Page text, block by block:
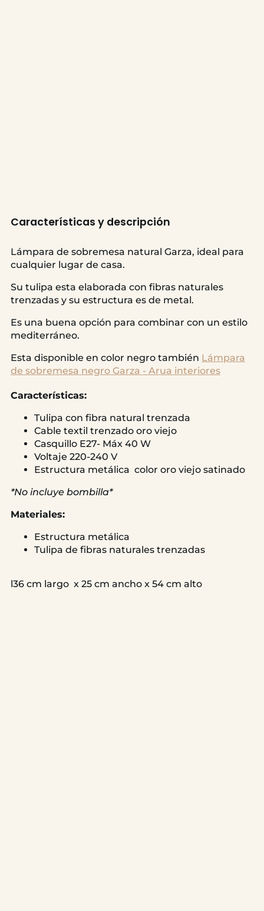
Características y descripción
Lámpara de sobremesa natural Garza, ideal para
cualquier lugar de casa.
Su tulipa esta elaborada con fibras naturales
trenzadas y su estructura es de metal.
Es una buena opción para combinar con un estilo
mediterráneo.
Esta disponible en color negro también Lámpara
de sobremesa negro Garza - Arua interiores
Características:
Tulipa con fibra natural trenzada
Cable textil trenzado oro viejo
Casquillo E27- Máx 40 W
Voltaje 220-240 V
Estructura metálica color oro viejo satinado
*No incluye bombilla*
Materiales:
Estructura metálica
Tulipa de fibras naturales trenzadas
l36 cm largo x 25 cm ancho x 54 cm alto